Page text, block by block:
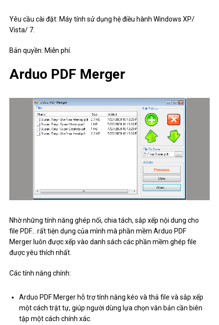
Yêu cầu cài đặt: Máy tính sử dụng hệ điều hành Windows XP/
Vista/ 7.
Bản quyền: Miễn phí.
Arduo PDF Merger
Nhờ những tính năng ghép nối, chia tách, sắp xếp nội dung cho
file PDF… rất tiện dụng của mình mà phần mềm Arduo PDF
Merger luôn được xếp vào danh sách các phần mềm ghép file
được yêu thích nhất.
Các tính năng chính:
Arduo PDF Merger hỗ trợ tính năng kéo và thả file và sắp xếp
một cách trật tự, giúp người dùng lựa chọn văn bản cần biên
tập một cách chính xác.